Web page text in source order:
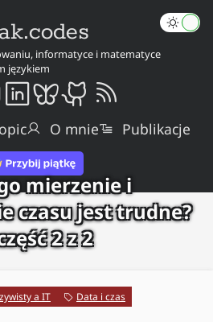
informatyce i matematyce
językiem
O mnie Publikacje
mierzenie i
czasu jest trudne?
2 z 2
a IT Data i czas